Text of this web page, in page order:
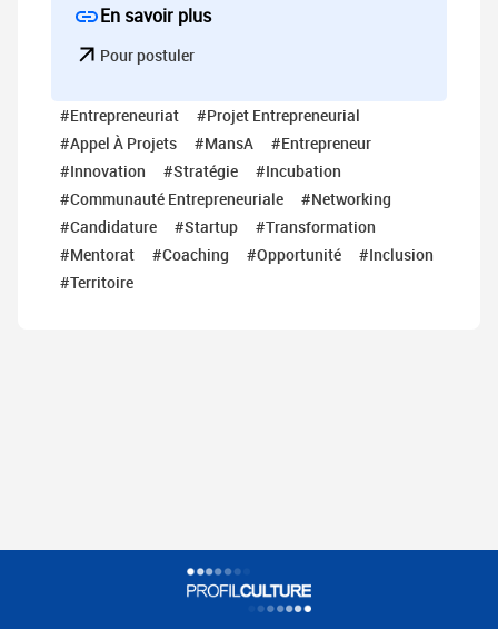
En savoir plus
Pour postuler
#Entrepreneuriat
#Projet Entrepreneurial
#Appel À Projets
#MansA
#Entrepreneur
#Innovation
#Stratégie
#Incubation
#Communauté Entrepreneuriale
#Networking
#Candidature
#Startup
#Transformation
#Mentorat
#Coaching #Opportunité
#Inclusion
#Territoire